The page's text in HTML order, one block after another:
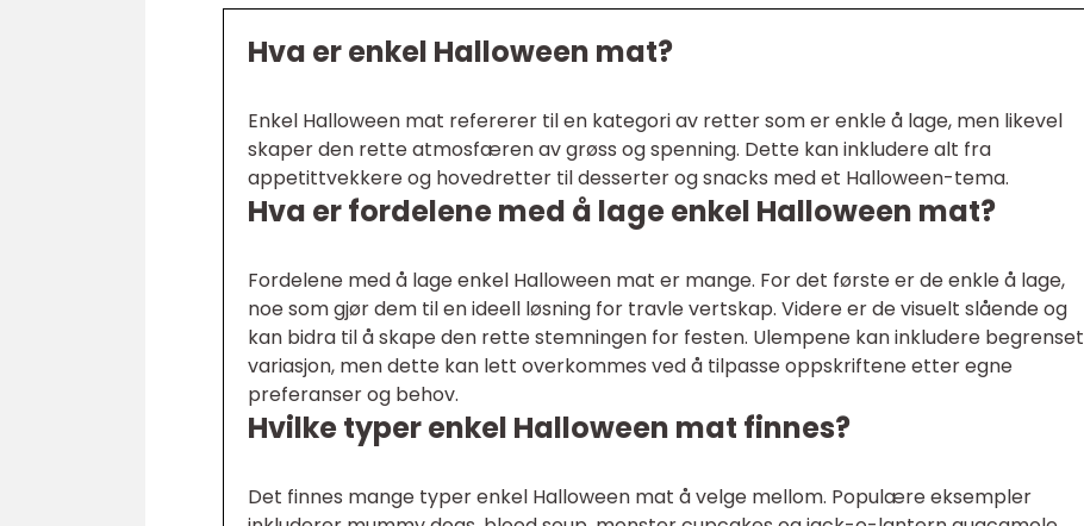
Hva er enkel Halloween mat?
Enkel Halloween mat refererer til en kategori av retter som er enkle å lage, men likevel
skaper den rette atmosfæren av grøss og spenning. Dette kan inkludere alt fra
appetittvekkere og hovedretter til desserter og snacks med et Halloween-tema.
Hva er fordelene med å lage enkel Halloween mat?
Fordelene med å lage enkel Halloween mat er mange. For det første er de enkle å lage,
noe som gjør dem til en ideell løsning for travle vertskap. Videre er de visuelt slående og
kan bidra til å skape den rette stemningen for festen. Ulempene kan inkludere begrenset
variasjon, men dette kan lett overkommes ved å tilpasse oppskriftene etter egne
preferanser og behov.
Hvilke typer enkel Halloween mat finnes?
Det finnes mange typer enkel Halloween mat å velge mellom. Populære eksempler